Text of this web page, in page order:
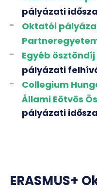
pályázati
Oktatói
Egyéb
pályázati
Collegium
Állami Eötvös
pályázati
ERASMUS+